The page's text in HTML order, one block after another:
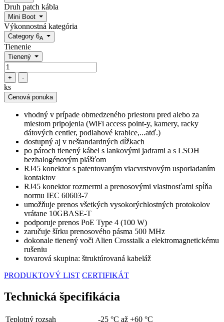
Druh patch kábla
Mini Boot
Výkonnostná kategória
Category 6A
Tienenie
Tienený
+ -
ks
Cenová ponuka
vhodný v prípade obmedzeného priestoru pred alebo za
miestom pripojenia (WiFi access point-y, kamery, racky
dátových centier, podlahové krabice,...atď.)
dostupný aj v neštandardných dĺžkach
po pároch tienený kábel s lankovými jadrami a s LSOH
bezhalogénovým plášťom
RJ45 konektor s patentovaným viacvrstvovým usporiadaním
kontaktov
RJ45 konektor rozmermi a prenosovými vlastnosťami spĺňa
normu IEC 60603-7
umožňuje prenos všetkých vysokorýchlostných protokolov
vrátane 10GBASE-T
podporuje prenos PoE Type 4 (100 W)
zaručuje šírku prenosového pásma 500 MHz
dokonale tienený voči Alien Crosstalk a elektromagnetickému
rušeniu
tovarová skupina: štruktúrovaná kabeláž
PRODUKTOVÝ LIST CERTIFIKÁT
Technická špecifikácia
Teplotný rozsah -25 °C až +60 °C